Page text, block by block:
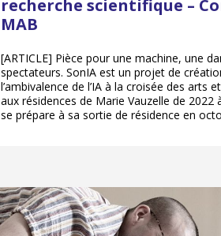
recherche scientifique –
MAB
[ARTICLE] Pièce pour une machine, une
spectateurs. SonIA est un projet de
l’ambivalence de l’IA à la croisée des arts
aux résidences de Marie Vauzelle de 2022
se prépare à sa sortie de résidence en